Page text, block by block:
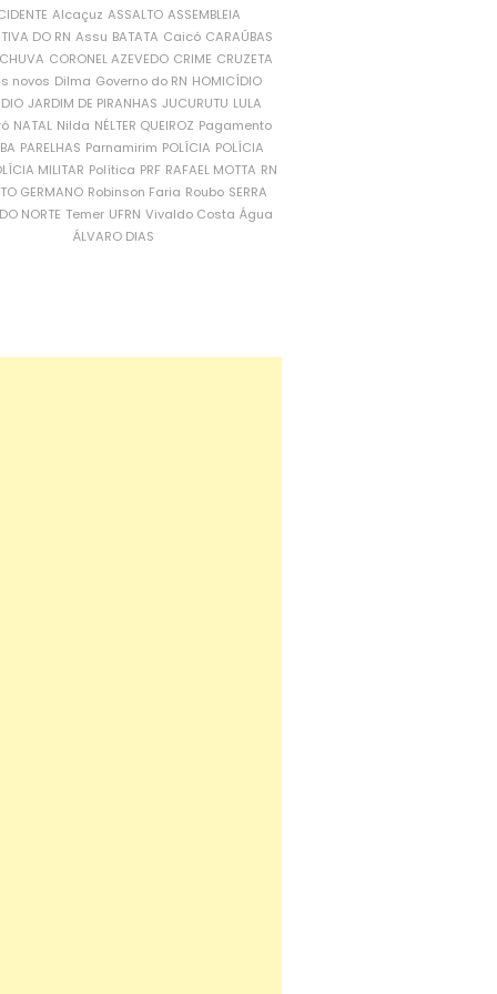
Alcaçuz ASSALTO ASSEMBLEIA
DO RN Assu BATATA Caicó CARAÚBAS
CORONEL AZEVEDO CRIME CRUZETA
novos Dilma Governo do RN HOMICÍDIO
JARDIM DE PIRANHAS JUCURUTU LULA
NATAL Nilda NÉLTER QUEIROZ Pagamento
PARELHAS Parnamirim POLÍCIA POLÍCIA
MILITAR Política PRF RAFAEL MOTTA RN
GERMANO Robinson Faria Roubo SERRA
NORTE Temer UFRN Vivaldo Costa Água
ÁLVARO DIAS